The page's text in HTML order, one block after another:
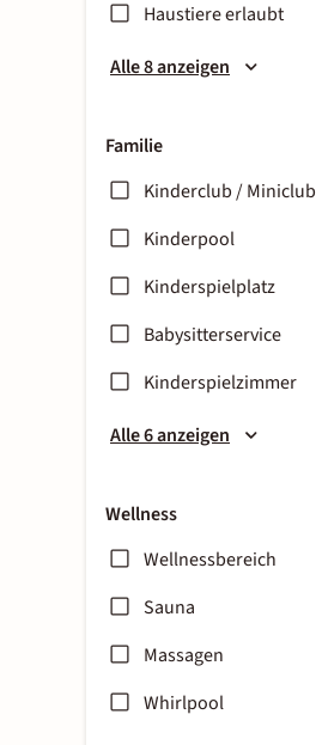
Haustiere erlaubt
Alle 8 anzeigen
Familie
Kinderclub / Miniclub
Kinderpool
Kinderspielplatz
Babysitterservice
Kinderspielzimmer
Alle 6 anzeigen
Wellness
Wellnessbereich
Sauna
Massagen
Whirlpool